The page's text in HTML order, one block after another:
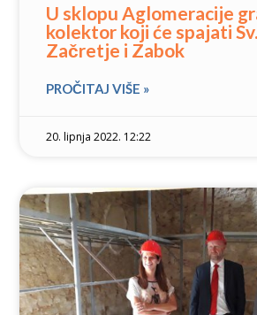
U sklopu Aglomeracije
kolektor koji će spajati
Začretje i Zabok
PROČITAJ VIŠE »
20. lipnja 2022. 12:22